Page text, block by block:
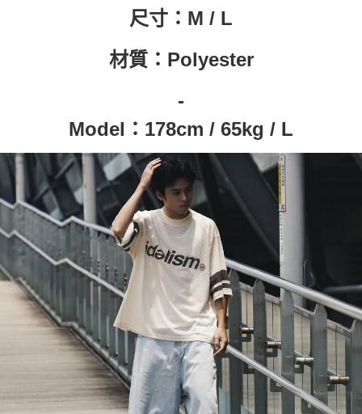
尺寸： M / L
材質： Polyester
-
Model ： 178cm / 65kg / L